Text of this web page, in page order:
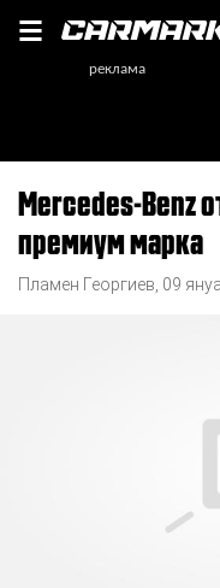
Mercedes-Benz отново е най-продаваната
премиум марка
Пламен Георгиев 09